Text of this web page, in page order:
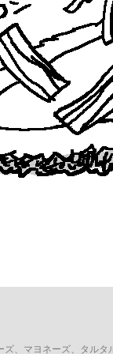
ズ、マヨネーズ、タルタ